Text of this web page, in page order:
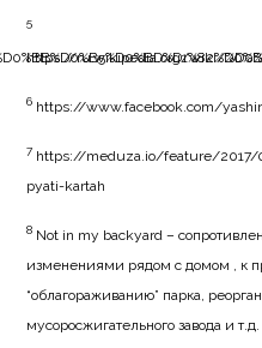
5
https://ru.wikipedia.org/wiki/
6 https://www.facebook.com/
7 https://meduza.io/feature/2017/
pyati-kartah
8 Not in my backyard –
изменениями рядом с домом , к
“облагораживанию” парка,
мусоросжигательного завода и т.д.